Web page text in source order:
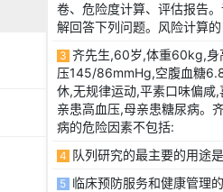
卷、危险度计算、评估报告
解回答下列问题。风险计算
3 齐先生,60岁,体重60kg,身
压145/86mmHg,空腹血糖
休,无规律运动,平素口味偏咸,
亲患高血压,母亲患糖尿病。
病的危险因素不包括:
4 队列研究的最主要的用途是
5 临床预防服务和健康管理